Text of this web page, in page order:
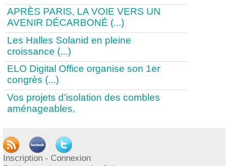
APRÈS PARIS, LA VOIE VERS UN
AVENIR DÉCARBONÉ (...)
Les Halles Solanid en pleine
croissance (...)
ELO Digital Office organise son 1er
congrès (...)
Vos projets d’isolation des combles
aménageables,
Publication
Inscription - Connexion